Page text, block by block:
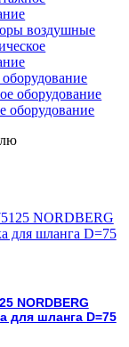
NORDBERG
для шланга D=75
воздушные
оборудование
оборудование